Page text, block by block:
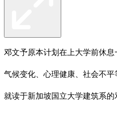
邓文予原本计划在上大学前休
气候变化、心理健康、社会不
就读于新加坡国立大学建筑系